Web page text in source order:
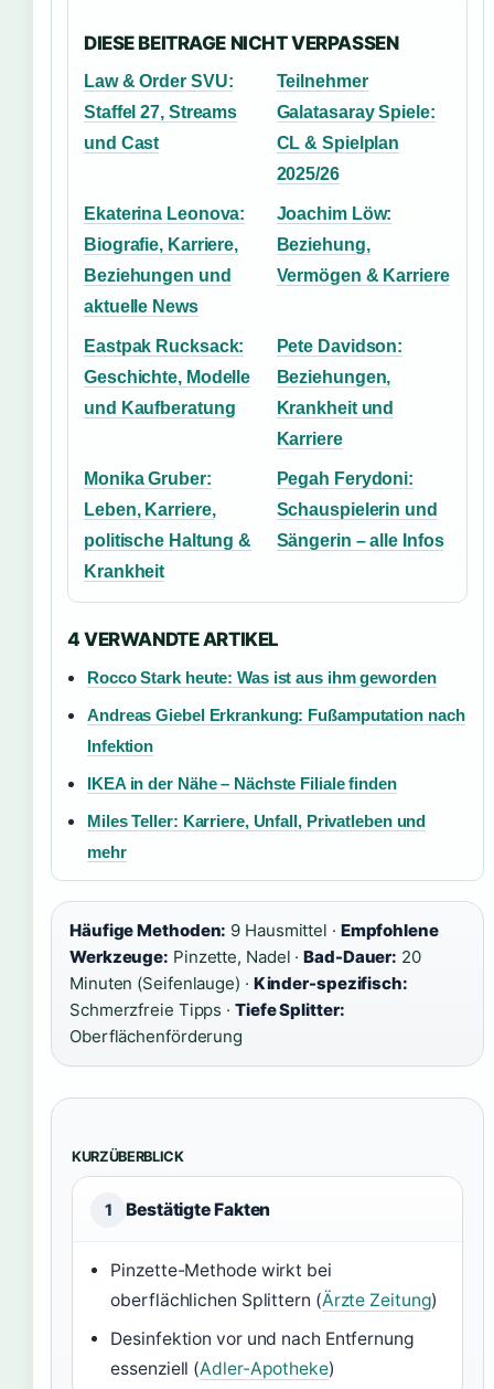
DIESE BEITRAGE NICHT VERPASSEN
Law & Order SVU:
Staffel 27, Streams
und Cast
Teilnehmer
Galatasaray Spiele:
CL & Spielplan
2025/26
Ekaterina Leonova:
Biografie, Karriere,
Beziehungen und
aktuelle News
Joachim Löw:
Beziehung,
Vermögen & Karriere
Eastpak Rucksack:
Geschichte, Modelle
und Kaufberatung
Pete Davidson:
Beziehungen,
Krankheit und
Karriere
Monika Gruber:
Leben, Karriere,
politische Haltung &
Krankheit
Pegah Ferydoni:
Schauspielerin und
Sängerin – alle Infos
4 VERWANDTE ARTIKEL
Rocco Stark heute: Was ist aus ihm geworden
Andreas Giebel Erkrankung: Fußamputation nach
Infektion
IKEA in der Nähe – Nächste Filiale finden
Miles Teller: Karriere, Unfall, Privatleben und
mehr
Häufige Methoden: 9 Hausmittel · Empfohlene
Werkzeuge: Pinzette, Nadel ·Bad-Dauer: 20
Minuten (Seifenlauge) · Kinder-spezifisch:
Schmerzfreie Tipps · Tiefe Splitter:
Oberflächenförderung
KURZÜBERBLICK
1 Bestätigte Fakten
Pinzette-Methode wirkt bei
oberflächlichen Splittern (Ärzte Zeitung)
Desinfektion vor und nach Entfernung
essenziell (Adler-Apotheke)